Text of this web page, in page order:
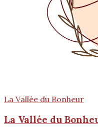
La Vallée du Bonheur
La Vallée du